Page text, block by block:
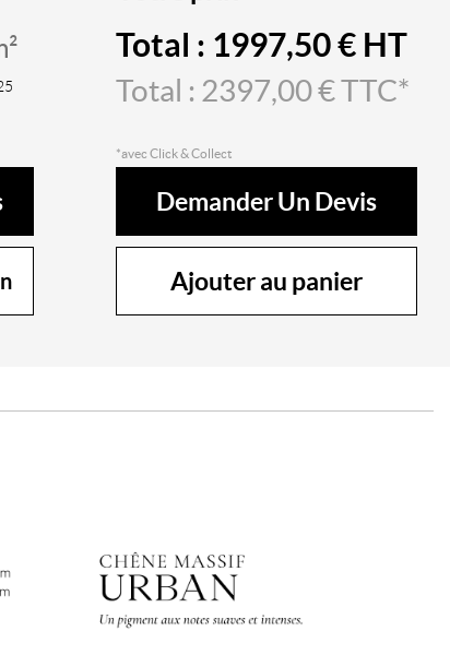
Total : 1997,50€ HT
Total : 2397,00€ TTC*
*avec Click & Collect
Demander Un Devis
Ajouter au panier